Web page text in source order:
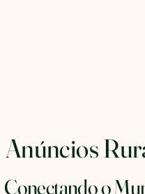
Anúncios
Conectando o